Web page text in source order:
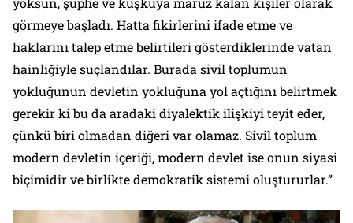
görmeye başladı. Hatta fikirlerini ifade etme ve
haklarını talep etme belirtileri gösterdiklerinde vatan
hainliğiyle suçlandılar. Burada sivil toplumun
yokluğunun devletin yokluğuna yol açtığını belirtmek
gerekir ki bu da aradaki diyalektik ilişkiyi teyit eder,
çünkü biri olmadan diğeri var olamaz. Sivil toplum
modern devletin içeriği, modern devlet ise onun siyasi
biçimidir ve birlikte demokratik sistemi oluştururlar.”